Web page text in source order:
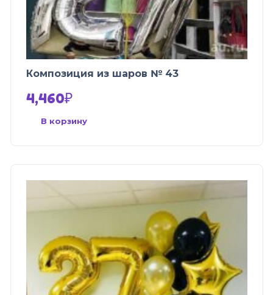
Композиция из шаров № 43
4,460₽
В корзину